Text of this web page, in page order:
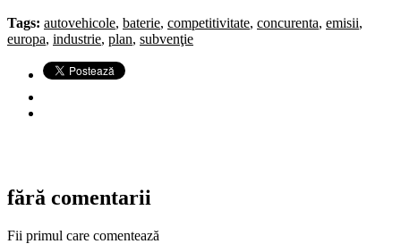
Tags: autovehicole, baterie, competitivitate, concurenta, emisii,
europa, industrie, plan, subvenţie
fără comentarii
Fii primul care comentează